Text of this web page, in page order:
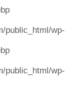
public_html/wp-
public_html/wp-